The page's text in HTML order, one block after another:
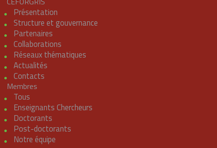
Présentation
Structure et gouvernance
Partenaires
Collaborations
Réseaux thématiques
Actualités
Contacts
Membres
Tous
Enseignants Chercheurs
Doctorants
Post-doctorants
Notre équipe